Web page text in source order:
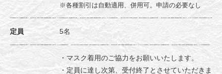
※各種割引は自動適用、併用可。申請の必要なし
定員 5名
・マスク着用のご協力をお願いいたします。
・定員に達し次第、受付終了とさせていただきま